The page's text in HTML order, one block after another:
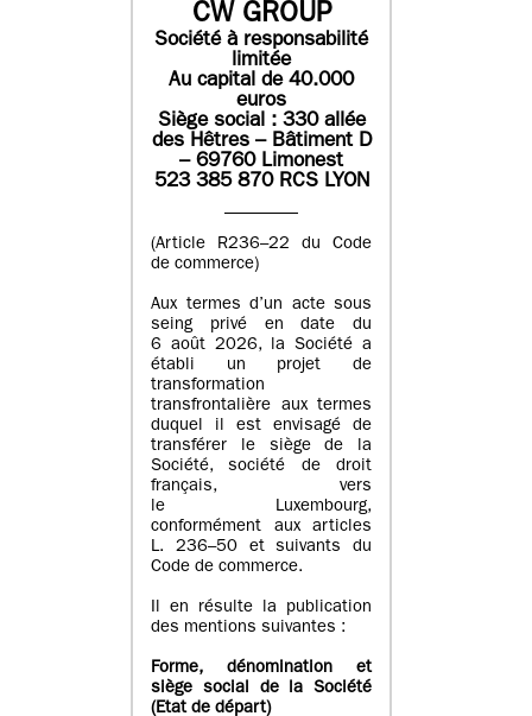
CW GROUP
Société à responsabilité
limitée
Au capital de 40.000
euros
Siège social : 330 allée
des Hêtres – Bâtiment D
– 69760 Limonest
523 385 870 RCS LYON
(Article R236–22 du Code
de commerce)
Aux termes d’un acte sous
seing privé en date du
6 août 2026, la Société a
établi un projet de
transformation
transfrontalière aux termes
duquel il est envisagé de
transférer le siège de la
Société, société de droit
français, vers
le Luxembourg,
conformément aux articles
L. 236–50 et suivants du
Code de commerce.
Il en résulte la publication
des mentions suivantes :
Forme, dénomination et
siège social de la Société
(Etatde départ)